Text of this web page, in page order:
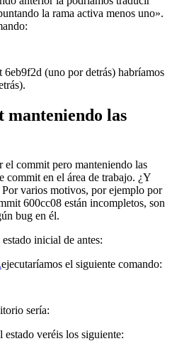
la rama activa menos uno».
6eb9f2d (uno por detrás) habríamos
manteniendo las
commit pero manteniendo las
commit en el área de trabajo. ¿Y
varios motivos, por ejemplo por
600cc08 están incompletos, son
bug en él.
inicial de antes:
ejecutaríamos el siguiente comando:
sería:
estado veréis los siguiente: